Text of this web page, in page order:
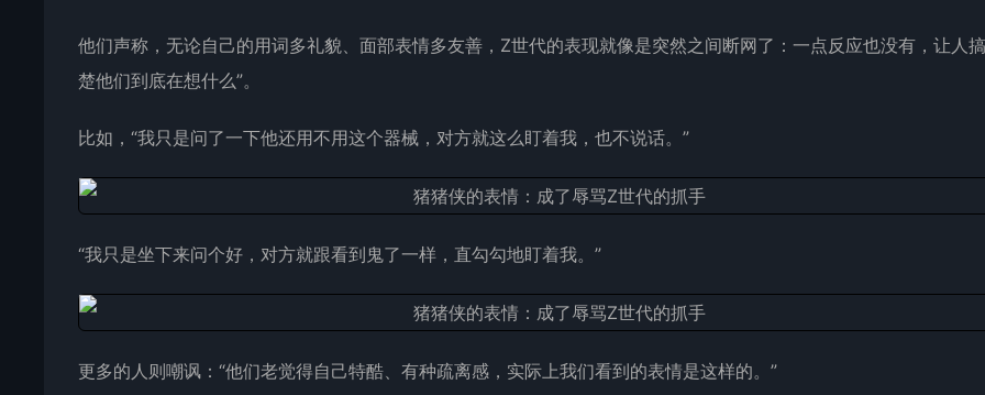
他们声称，无论自己的用词多礼貌、面部表情多友善，Z世代的表现就像是突然之间断网了：一点反应也没有，让人
楚他们到底在想什么”。
比如，“我只是问了一下他还用不用这个器械，对方就这么盯着我，也不说话。”
“我只是坐下来问个好，对方就跟看到鬼了一样，直勾勾地盯着我。”
更多的人则嘲讽：“他们老觉得自己特酷、有种疏离感，实际上我们看到的表情是这样的。”